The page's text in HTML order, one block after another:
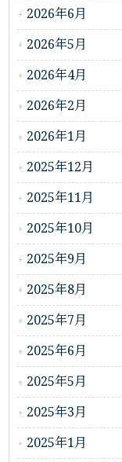
2026年6月
2026年5月
2026年4月
2026年2月
2026年1月
2025年12月
2025年11月
2025年10月
2025年9月
2025年8月
2025年7月
2025年6月
2025年5月
2025年3月
2025年1月